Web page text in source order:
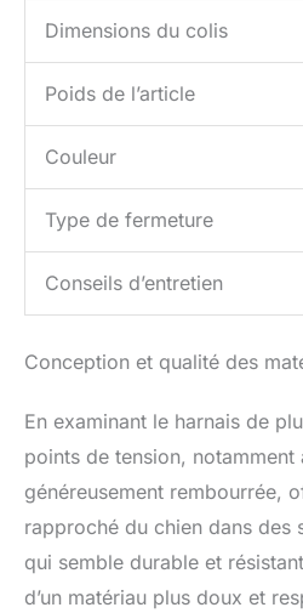
Dimensions du colis
Poids de l’article
Couleur
Type de fermeture
Conseils d’entretien
Conception et qualité des
En examinant le harnais de
points de tension,
généreusement rembourrée,
rapproché du chien dans des
qui semble durable et
d’un matériau plus doux et